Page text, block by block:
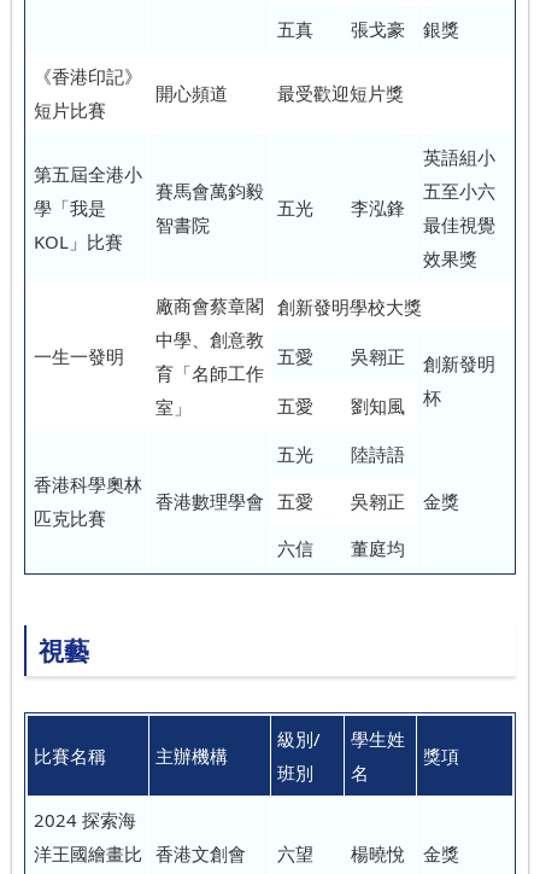
五真
張戈豪
銀獎
《香港印記》
短片比賽
開心頻道 最受歡迎短片獎
第五屆全港小
學「我是
KOL」比賽
賽馬會萬鈞毅
智書院
五光 李泓鋒
英語組小
五至小六
最佳視覺
效果獎
一生一發明
廠商會蔡章閣
中學、創意教
育「名師工作
室」
創新發明學校大獎
五愛 吳翱正
創新發明
杯
五愛 劉知風
香港科學奧林
匹克比賽
香港數理學會
五光
陸詩語
金獎
五愛
吳翱正
六信
董庭均
視藝
比賽名稱 主辦機構
級別/
班別
學生姓
名
獎項
2024 探索海
洋王國繪畫比 香港文創會 六望 楊曉悅 金獎